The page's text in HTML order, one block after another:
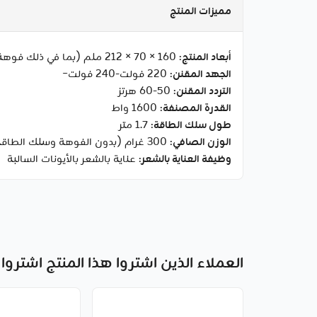
مميزات المنتج
أبعاد المنتج: 160 × 70 × 212 ملم (بما في ذلك فوهة الهواء)
الجهد المقنن: 220 فولت-240 فولت~
التردد المقنن: 50-60 هرتز
القدرة المصنفة: 1600 واط
طول سلك الطاقة: 1.7 متر
الوزن الصافي: 300 غرام (بدون الفوهة وسلك الطاقة)
وظيفة العناية بالشعر: عناية بالشعر بالأيونات السالبة
العملاء الذين اشتروا هذا المنتج